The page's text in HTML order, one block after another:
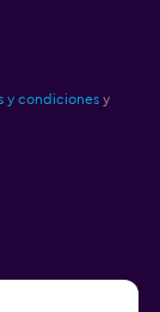
y condiciones y